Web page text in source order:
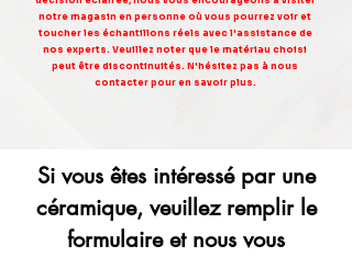
notre magasin en personne où vous pourrez voir et
toucher les échantillons réels avec l'assistance de
nos experts. Veuillez noter que le matériau choisi
peut être discontinuités. N'hésitez pas à nous
contacter pour en savoir plus.
Si vous êtes intéressé par une
céramique, veuillez remplir le
formulaire et nous vous